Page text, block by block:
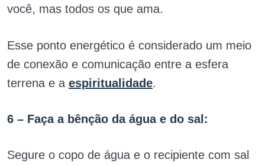
você, mas todos os que ama.
Esse ponto energético é considerado um meio
de conexão e comunicação entre a esfera
terrena e a espiritualidade.
6 – Faça a bênção da água e do sal:
Segure o copo de água e o recipiente com sal